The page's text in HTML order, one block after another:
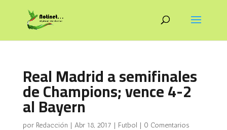
Real Madrid a semifinales
de Champions; vence 4-2
al Bayern
por Redacción | Abr 18, 2017 | Futbol | 0 Comentarios